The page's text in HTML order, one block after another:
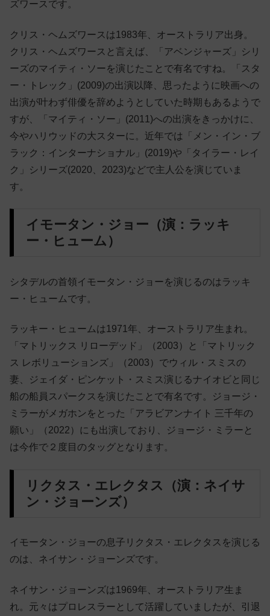
ズワースです。
クリス・ヘムズワースは1983年、オーストラリア出身。
クリス・ヘムズワースと言えば、「アベンジャーズ」シリ
ーズのマイティ・ソーを演じたことで有名ですね。「スタ
ー・トレック」(2009)の出演以降、思ったように映画への
出演が叶わず俳優を辞めようとしていた時期もあるようで
すが、「マイティ・ソー」(2011)への出演をきっかけに、
今やハリウッドの大スターに。近年では「メン・イン・ブ
ラック：インターナショナル」(2019)や「タイラー・レイ
ク」シリーズ(2020、2023)などで主人公を演じていま
す。
イモータン・ジョー（演：ラッキ
ー・ヒューム）
シタデルの首領イモータン・ジョーを演じるのはラッキ
ー・ヒュームです。
ラッキー・ヒュームは1971年、オーストラリア生まれ。
「マトリックス リローデッド」（2003）と「マトリック
ス レボリューションズ」（2003）でウィル・スミスの
妻、ジェイダ・ピンケット・スミス演じるナイオビと同じ
船の船員スパークスを演じたことで有名です。ジョージ・
ミラーがメガホンをとった「アラビアンナイト 三千年の
願い」（2022）にも出演しており、ジョージ・ミラーと
は今作で２度目のタッグとなります。
リクタス・エレクタス（演：ネイサ
ン・ジョーンズ）
イモータン・ジョーの息子リクタス・エレクタスを演じる
のは、ネイサン・ジョーンズです。
ネイサン・ジョーンズは1969年、オーストラリア生ま
れ。元々はプロレスラーとして活躍していましたが、引退